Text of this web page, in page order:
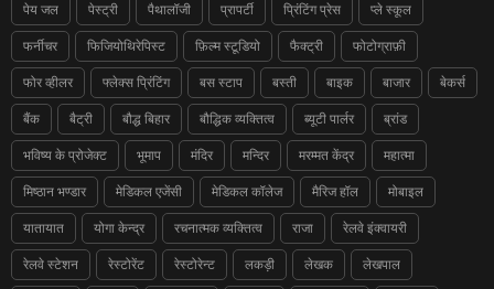
पेय जल पेस्ट्री पैथालॉजी प्रापर्टी प्रिंटिंग प्रेस प्ले स्कूल
फर्नीचर फिजियोथिरेपिस्ट फ़िल्म स्टूडियो फैक्ट्री फोटोग्राफ़ी
फोर व्हीलर फ्लेक्स प्रिंटिंग बस स्टाप बस्ती बाइक बाजार बेकर्स
बैंक बैट्री बौद्ध बिहार बौद्धिक व्यक्तित्व ब्यूटी पार्लर ब्रांड
भविष्य के प्रोजेक्ट भूमाप मंदिर मन्दिर मरम्मत केंद्र महात्मा
मिष्ठान भण्डार मेडिकल एजेंसी मेडिकल कॉलेज मैरिज हॉल मोबाइल
यातायात योगा केन्द्र रचनात्मक व्यक्तित्व राजा रेलवे इंक्वायरी
रेलवे स्टेशन रेस्टोरेंट रेस्टोरेन्ट लकड़ी लेखक लेखपाल